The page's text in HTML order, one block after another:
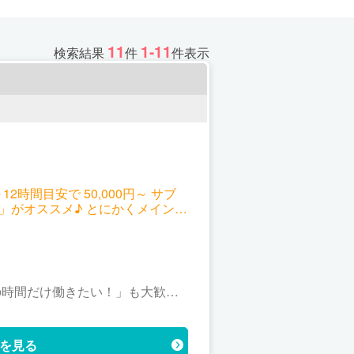
検索結果 11件 1-11件表示
目安で 50,000円～ サブ
がオススメ♪ とにかくメインで
だけ働きたい！」も大歓迎♪
見る